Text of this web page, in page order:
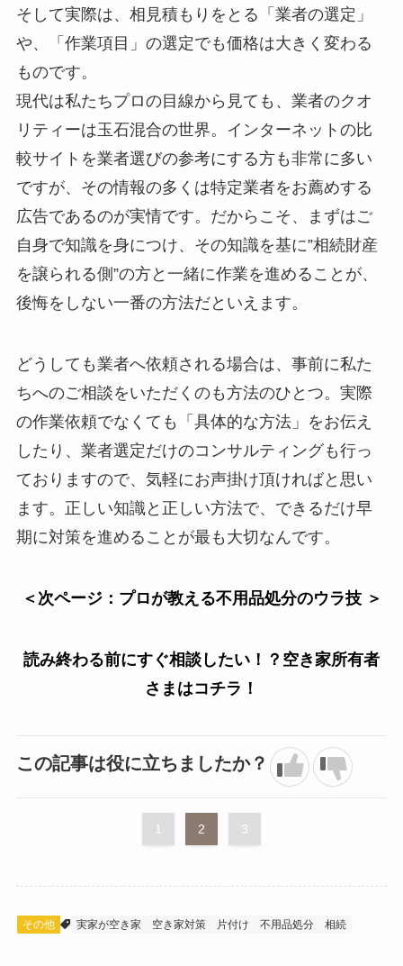
そして実際は、相見積もりをとる「業者の選定」
や、「作業項目」の選定でも価格は大きく変わる
ものです。
現代は私たちプロの目線から見ても、業者のクオ
リティーは玉石混合の世界。インターネットの比
較サイトを業者選びの参考にする方も非常に多い
ですが、その情報の多くは特定業者をお薦めする
広告であるのが実情です。だからこそ、まずはご
自身で知識を身につけ、その知識を基に”相続財産
を譲られる側”の方と一緒に作業を進めることが、
後悔をしない一番の方法だといえます。
どうしても業者へ依頼される場合は、事前に私た
ちへのご相談をいただくのも方法のひとつ。実際
の作業依頼でなくても「具体的な方法」をお伝え
したり、業者選定だけのコンサルティングも行っ
ておりますので、気軽にお声掛け頂ければと思い
ます。正しい知識と正しい方法で、できるだけ早
期に対策を進めることが最も大切なんです。
＜次ページ： プロが教える不用品処分のウラ技 ＞
読み終わる前にすぐ相談したい！？空き家所有者
さまはコチラ！
この記事は役に立ちましたか？
1 2 3
その他 実家が空き家 空き家対策 片付け 不用品処分 相続